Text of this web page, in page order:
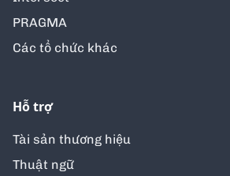
PRAGMA
Các tổ chức khác
Hỗ trợ
Tài sản thương hiệu
Thuật ngữ